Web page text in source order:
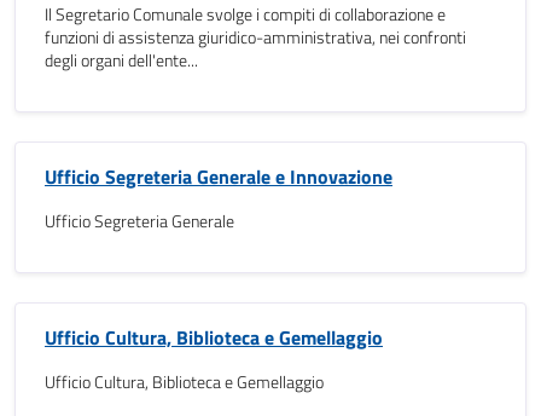
Il Segretario Comunale svolge i compiti di collaborazione e
funzioni di assistenza giuridico-amministrativa, nei confronti
degli organi dell'ente...
Ufficio Segreteria Generale e Innovazione
Ufficio Segreteria Generale
Ufficio Cultura, Biblioteca e Gemellaggio
Ufficio Cultura, Biblioteca e Gemellaggio